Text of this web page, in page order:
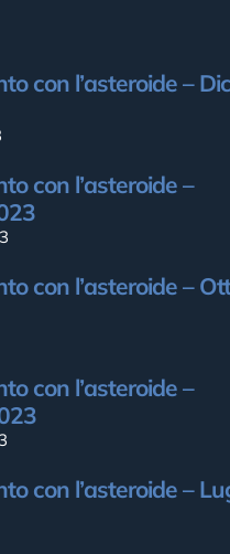
con l’asteroide –
con l’asteroide –
con l’asteroide –
con l’asteroide –
con l’asteroide –